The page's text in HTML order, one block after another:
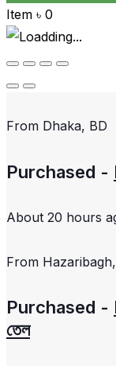
Item ৳ 0
From Dhaka, BD
Purchased -
About 20 hours
From
Purchased -
তেল